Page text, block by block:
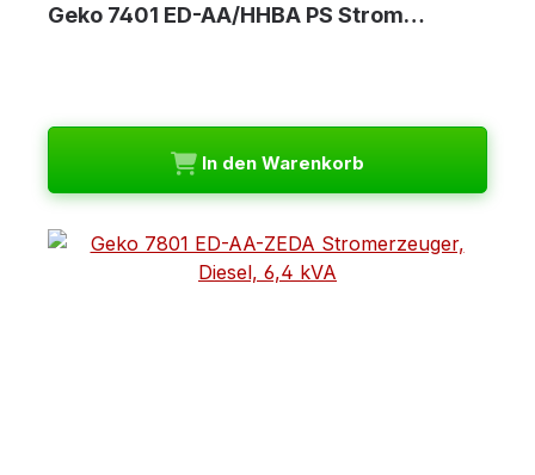
Geko 7401 ED-AA/HHBA PS Strom…
In den Warenkorb